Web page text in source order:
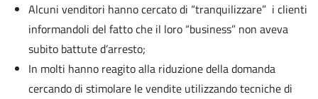
Alcuni venditori hanno cercato di “tranquilizzare” i clienti
informandoli del fatto che il loro “business” non aveva
subito battute d’arresto;
In molti hanno reagito alla riduzione della domanda
cercando di stimolare le vendite utilizzando tecniche di